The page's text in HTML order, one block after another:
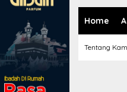
Home
Tentang